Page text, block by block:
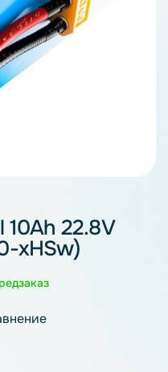
10Ah 22.8V
xHSw)